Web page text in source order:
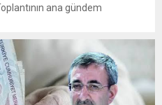
ana gündem
kamuoyuna açıklayacak.
gelecek mi? Aralık ayında
memur ve memur...